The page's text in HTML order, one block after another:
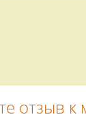
отзыв к